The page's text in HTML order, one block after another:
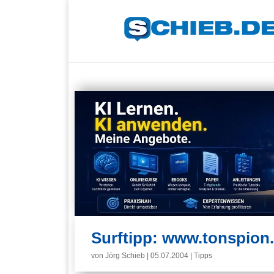
Surftipp:
von Jörg Schieb 05.07.2004 Tipps